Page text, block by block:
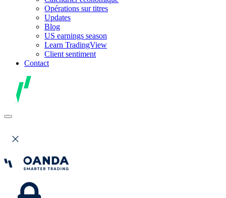
Opérations sur titres
Updates
Blog
US earnings season
Learn TradingView
Client sentiment
Contact